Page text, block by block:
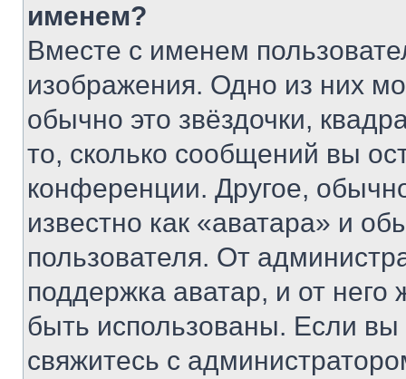
именем?
Вместе с именем
изображения. Одно из них
обычно это звёздочки,
то, сколько сообщений вы
конференции. Другое,
известно как «аватара» и
пользователя. От
поддержка аватар, и от него
быть использованы. Если
свяжитесь с